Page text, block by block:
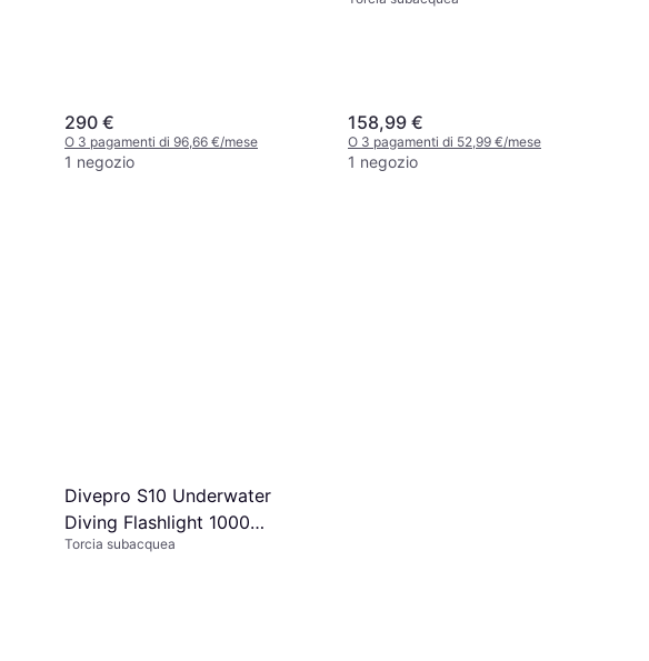
290 €
O 3 pagamenti di 96,66 €/mese
1 negozio
158,99 €
O 3 pagamenti di 52,99 €/mese
1 negozio
Divepro S10 Underwater
Diving Flashlight 1000
Lumens
Torcia subacquea